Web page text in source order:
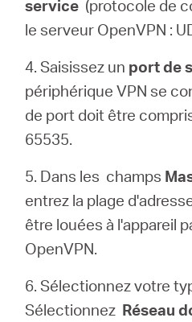
service (protocole de
le serveur OpenVPN :
4. Saisissez un port de
périphérique VPN se
de port doit être
65535.
5. Dans les champs
entrez la plage
être louées à l'appareil
OpenVPN.
6. Sélectionnez votre
Sélectionnez Réseau